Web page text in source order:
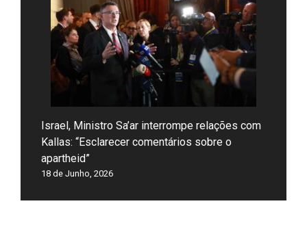
Israel, Ministro Sa’ar interrompe relações com
Kallas: “Esclarecer comentários sobre o
apartheid”
18 de Junho, 2026